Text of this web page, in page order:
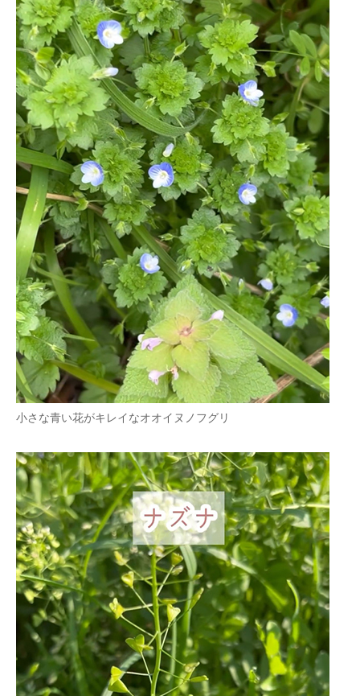
小さな青い花がキレイなオオイヌノフグリ